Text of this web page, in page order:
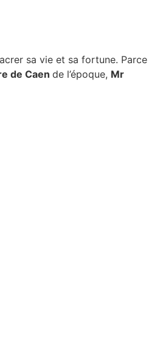
sa vie et sa fortune. Parce
de Caen de l’époque, Mr